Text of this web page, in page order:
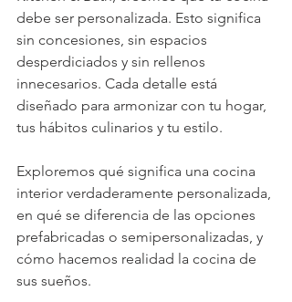
debe ser personalizada. Esto significa
sin concesiones, sin espacios
desperdiciados y sin rellenos
innecesarios. Cada detalle está
diseñado para armonizar con tu hogar,
tus hábitos culinarios y tu estilo.
Exploremos qué significa una cocina
interior verdaderamente personalizada,
en qué se diferencia de las opciones
prefabricadas o semipersonalizadas, y
cómo hacemos realidad la cocina de
sus sueños.